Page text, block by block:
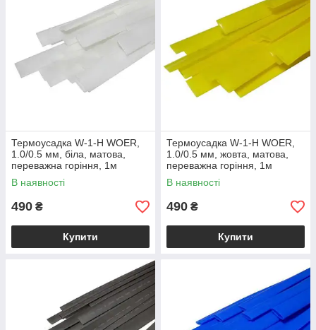
Термоусадка W-1-H WOER,
1.0/0.5 мм, біла, матова,
переважна горіння, 1м
(1уп/100м)
В наявності
490 ₴
Купити
Термоусадка W-1-H WOER,
1.0/0.5 мм, жовта, матова,
переважна горіння, 1м
(1уп/100м)
В наявності
490 ₴
Купити